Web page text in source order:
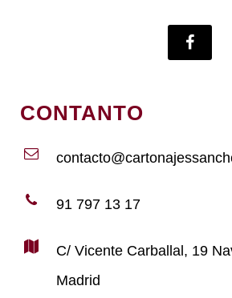
CONTANTO
91 797 13 17
C/ Vicente Carballal, 19
Madrid